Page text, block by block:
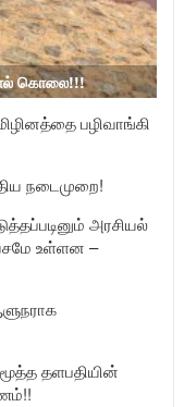
கொலை!!!
பழிவாங்கி
நடைமுறை!
அரசியல்
உள்ளன –
தளபதியின்